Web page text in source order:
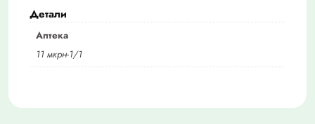
Детали
Аптека
11 мкрн-1/1